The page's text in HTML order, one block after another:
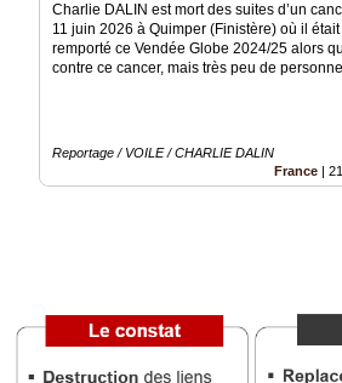
Médias
Inscription
Charlie DALIN est mort des suites d’un
11 juin 2026 à Quimper (Finistère) où il
remporté ce Vendée Globe 2024/25 alors
contre ce cancer, mais très peu de
Reportage / VOILE / CHARLIE DALIN
France